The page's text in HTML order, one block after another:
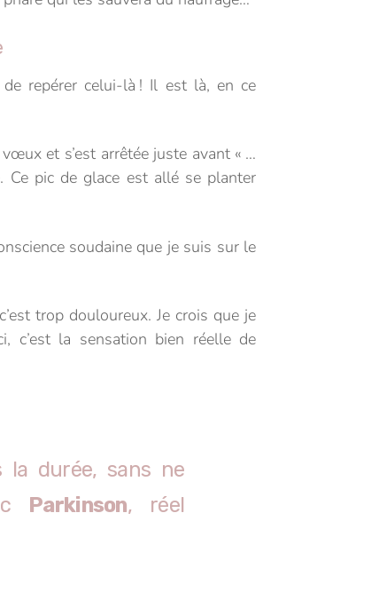
repérer celui-là ! Il est là, en ce
et s’est arrêtée juste avant « …
Ce pic de glace est allé se planter
soudaine que je suis sur le
trop douloureux. Je crois que je
c’est la sensation bien réelle de
la durée, sans ne
Parkinson, réel